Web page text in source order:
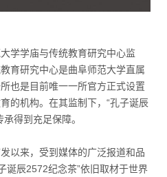
学学庙与传统教育研究中心监
育研究中心是曲阜师范大学直属
也是目前唯一一所官方正式设置
的机构。在其监制下，“孔子诞辰
得到充足保障。
以来，受到媒体的广泛报道和品
诞辰2572纪念茶”依旧取材于世界